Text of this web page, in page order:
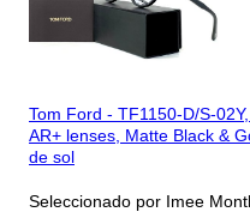
Tom Ford - TF1150-D/S-
AR+ lenses, Matte Black &
de sol
Seleccionado por Imee